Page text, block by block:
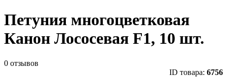
Петуния многоцветковая
Канон Лососевая F1, 10 шт.
0 отзывов
ID товара: 6756